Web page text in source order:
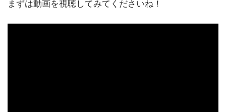
まずは動画を視聴してみてくださいね！